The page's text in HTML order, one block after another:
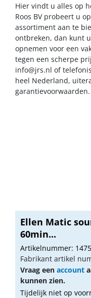
Hier vindt u alles op
Roos BV probeert u
assortiment aan te
ontbreken, dan kunt
opnemen voor een
tegen een scherpe
info@jrs.nl of
heel Nederland,
garantievoorwaarden.
Ellen Matic
60min...
Artikelnummer:
Fabrikant artikel
Vraag een account
kunnen zien.
Tijdelijk niet op